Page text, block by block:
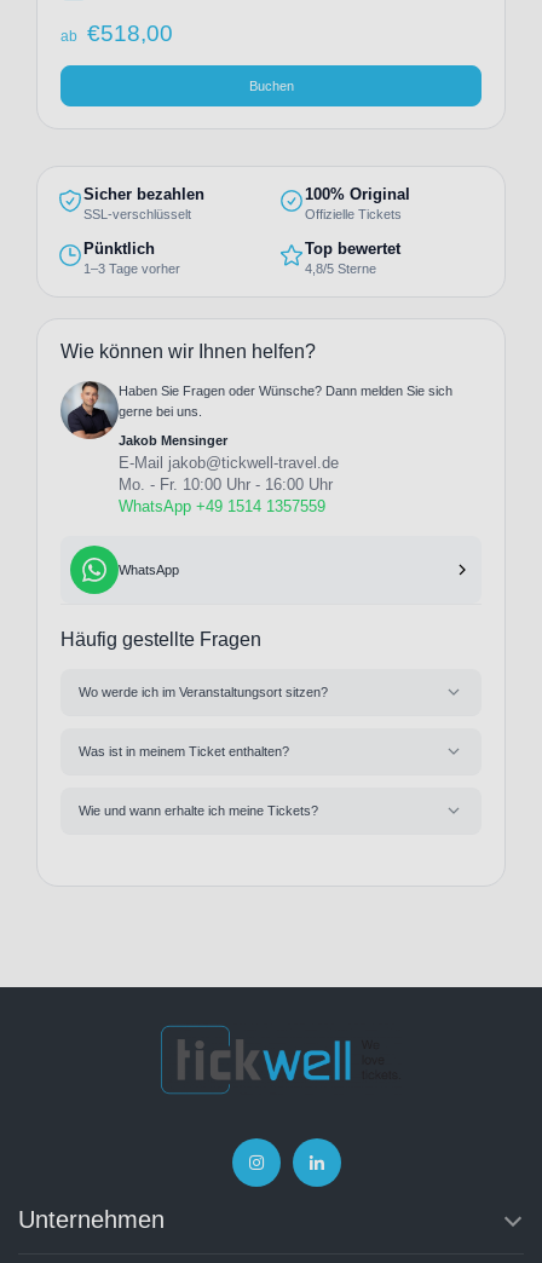
ab €518,00
Buchen
Sicher bezahlen
SSL-verschlüsselt
100% Original
Offizielle Tickets
Pünktlich
1–3 Tage vorher
Top bewertet
4,8/5 Sterne
Wie können wir Ihnen helfen?
Haben Sie Fragen oder Wünsche? Dann melden Sie sich
gerne bei uns.
Jakob Mensinger
E-Mail jakob@tickwell-travel.de
Mo. - Fr. 10:00 Uhr - 16:00 Uhr
WhatsApp +49 1514 1357559
WhatsApp
Häufig gestellte Fragen
Wo werde ich im Veranstaltungsort sitzen?
Was ist in meinem Ticket enthalten?
Wie und wann erhalte ich meine Tickets?
Unternehmen